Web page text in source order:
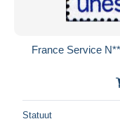
France Service
Statuut